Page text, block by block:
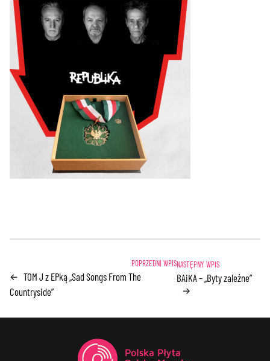
← TOM J z EPką „Sad Songs From The
Countryside”
BAiKA – „Byty zależne”
→